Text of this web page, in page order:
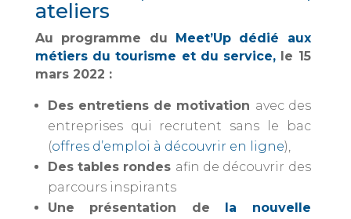
ateliers
Au programme du Meet’Up dédié aux
métiers du tourisme et du service, le 15
mars 2022 :
Des entretiens de motivation avec des
entreprises qui recrutent sans le bac
(offres d’emploi à découvrir en ligne),
Des tables rondes afin de découvrir des
parcours inspirants
Une présentation de la nouvelle